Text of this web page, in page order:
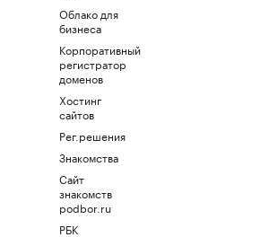
Облако для
бизнеса
Корпоративный
регистратор
доменов
Хостинг
сайтов
Рег.решения
Знакомства
Сайт
знакомств
podbor.ru
РБК